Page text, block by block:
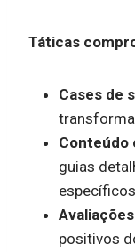
Táticas
Cases de
Conteúdo
guias
específicos
positivos